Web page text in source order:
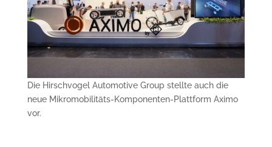
Die Hirschvogel Automotive Group stellte auch die
neue Mikromobilitäts-Komponenten-Plattform Aximo
vor.